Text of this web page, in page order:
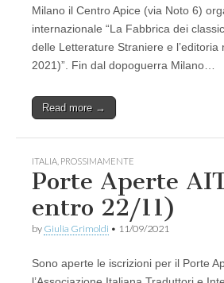
Milano il Centro Apice (via Noto 6)
internazionale “La Fabbrica dei
delle Letterature Straniere e l’editoria
2021)”. Fin dal dopoguerra Milano…
Read more →
ITALIA PROSSIMAMENTE
Porte Aperte
entro 22/11)
by Giulia Grimoldi • 11/09/2021
Sono aperte le iscrizioni per il Porte